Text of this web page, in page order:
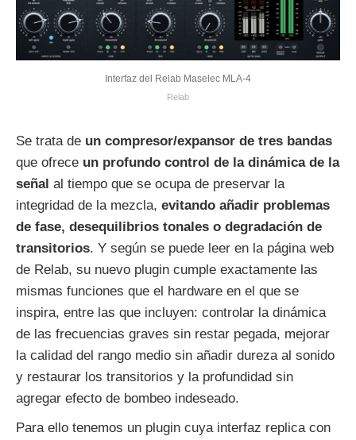
Interfaz del Relab Maselec MLA-4
Relab
Se trata de un compresor/expansor de tres bandas
que ofrece un profundo control de la dinámica de la
señal al tiempo que se ocupa de preservar la
integridad de la mezcla, evitando añadir problemas
de fase, desequilibrios tonales o degradación de
transitorios. Y según se puede leer en la página web
de Relab, su nuevo plugin cumple exactamente las
mismas funciones que el hardware en el que se
inspira, entre las que incluyen: controlar la dinámica
de las frecuencias graves sin restar pegada, mejorar
la calidad del rango medio sin añadir dureza al sonido
y restaurar los transitorios y la profundidad sin
agregar efecto de bombeo indeseado.
Para ello tenemos un plugin cuya interfaz replica con